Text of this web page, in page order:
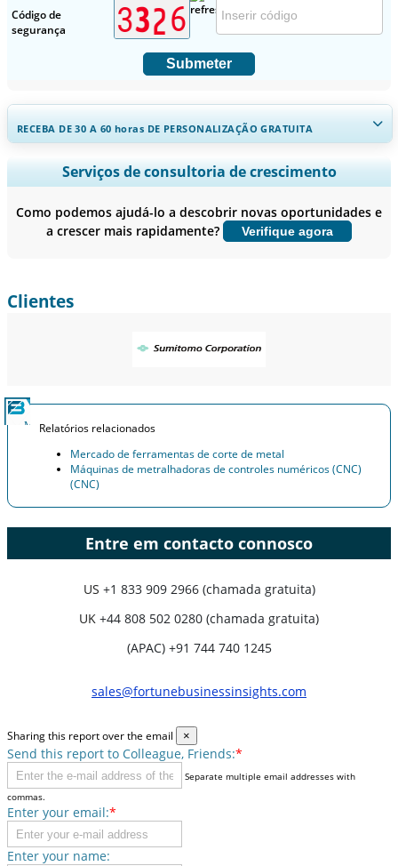
Código de
segurança
Submeter
RECEBA DE 30 A 60 horas DE PERSONALIZAÇÃO GRATUITA
Ampliar a cobertura regional e por país, Análise de segmentos,
Perfis de empresas, Benchmarking competitivo, e insights sobre o
Personalizar agora
Serviços de consultoria de crescimento
Como podemos ajudá-lo a descobrir novas oportunidades e
a crescer mais rapidamente?
Verifique agora
Clientes
Relatórios relacionados
Mercado de ferramentas de corte de metal
Máquinas de metralhadoras de controles numéricos (CNC)
(CNC)
Entre em contacto connosco
US +1 833 909 2966 (chamada gratuita)
UK +44 808 502 0280 (chamada gratuita)
(APAC) +91 744 740 1245
sales@fortunebusinessinsights.com
Sharing this report over the email ×
Send this report to Colleague, Friends:*
Separate multiple email addresses with
commas.
Enter your email:*
Enter your name: